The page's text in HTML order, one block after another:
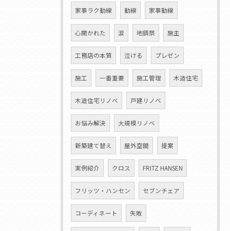
家事ラク動線 動線 家事動線
心開かれた 涙 地鎮祭 施主
工務店の本質 泣ける プレゼン
施工 一番重要 施工管理 木造住宅
木造住宅リノベ 戸建リノベ
お悩み解決 大規模リノベ
新築建て替え 屋外空間 提案
実例紹介 クロス FRITZ HANSEN
フリッツ・ハンセン セブンチェア
コーディネート 失敗